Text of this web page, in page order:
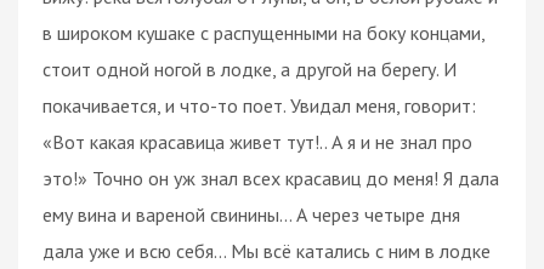
в широком кушаке с распущенными на боку концами,
стоит одной ногой в лодке, а другой на берегу. И
покачивается, и что-то поет. Увидал меня, говорит:
«Вот какая красавица живет тут!.. А я и не знал про
это!» Точно он уж знал всех красавиц до меня! Я дала
ему вина и вареной свинины... А через четыре дня
дала уже и всю себя... Мы всё катались с ним в лодке